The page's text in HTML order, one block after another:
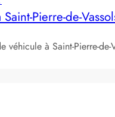
Pierre-de-
à Saint-Pierre-